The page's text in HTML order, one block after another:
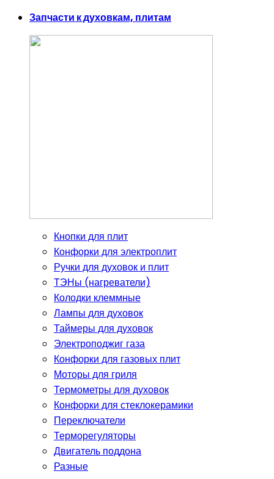
Запчасти к духовкам, плитам
Кнопки для плит
Конфорки для электроплит
Ручки для духовок и плит
ТЭНы (нагреватели)
Колодки клеммные
Лампы для духовок
Таймеры для духовок
Электроподжиг газа
Конфорки для газовых плит
Моторы для гриля
Термометры для духовок
Конфорки для стеклокерамики
Переключатели
Терморегуляторы
Двигатель поддона
Разные